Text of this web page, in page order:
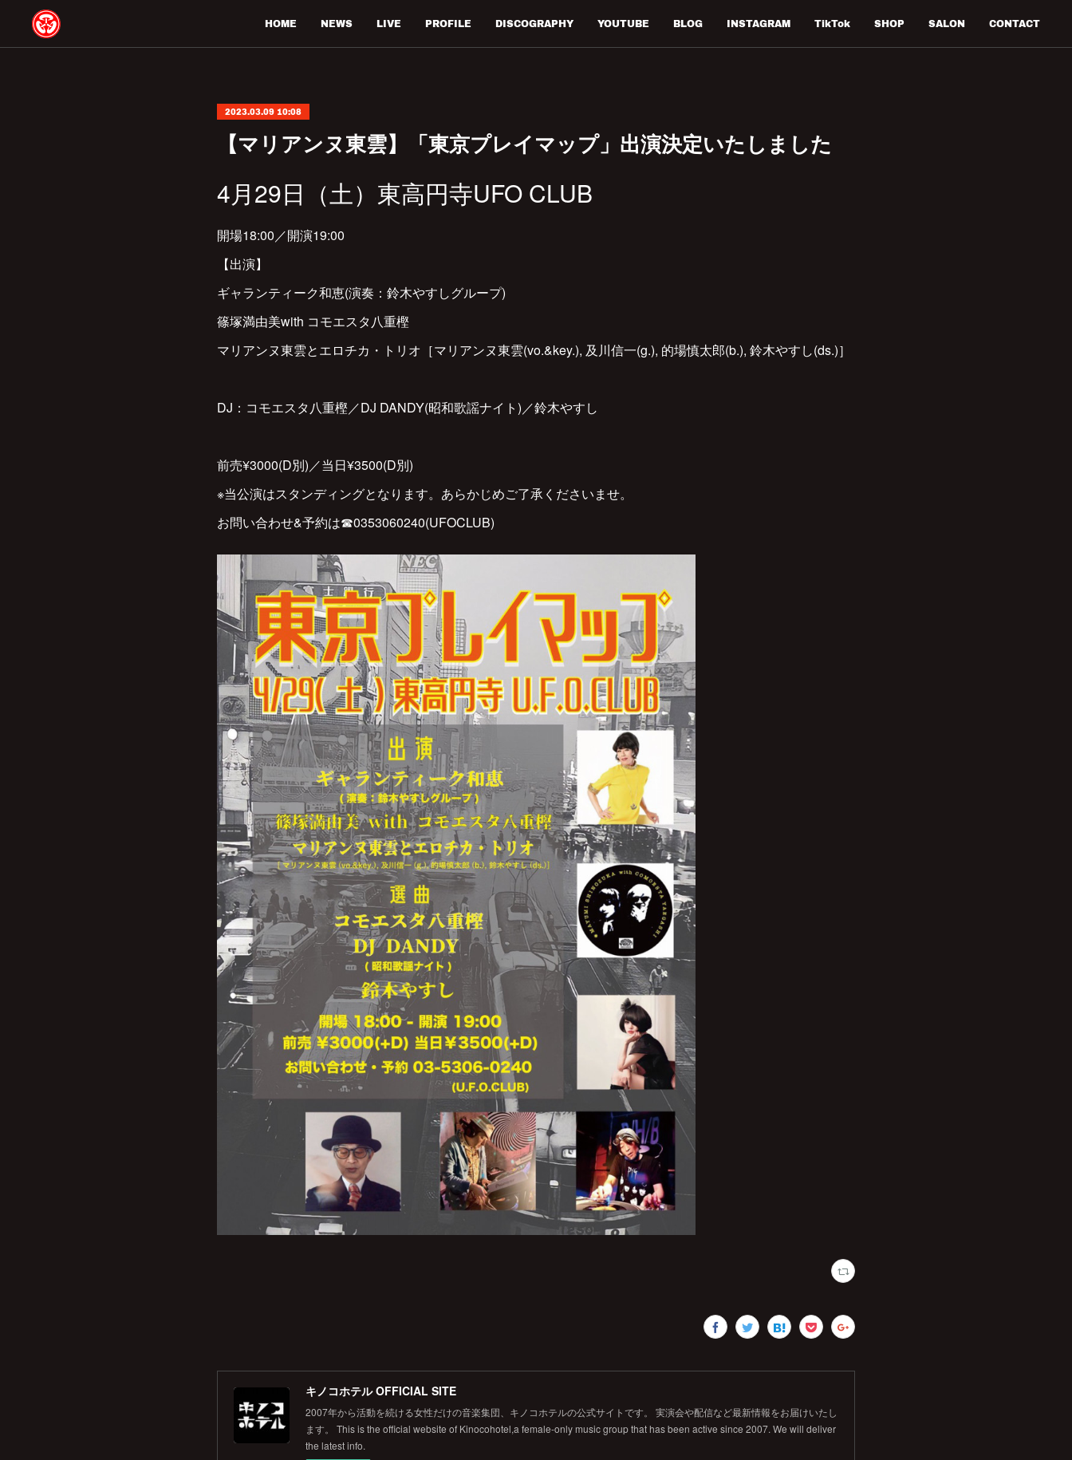
HOME NEWS LIVE PROFILE DISCOGRAPHY YOUTUBE BLOG INSTAGRAM TikTok SHOP SALON CONTACT
2023.03.09 10:08
【マリアンヌ東雲】「東京プレイマップ」出演決定いたしました
4月29日（土）東高円寺UFO CLUB
開場18:00／開演19:00
【出演】
ギャランティーク和恵(演奏：鈴木やすしグループ)
篠塚満由美with コモエスタ八重樫
マリアンヌ東雲とエロチカ・トリオ［マリアンヌ東雲(vo.&key.), 及川信一(g.), 的場慎太郎(b.), 鈴木やすし(ds.)］
DJ：コモエスタ八重樫／DJ DANDY(昭和歌謡ナイト)／鈴木やすし
前売¥3000(D別)／当日¥3500(D別)
※当公演はスタンディングとなります。あらかじめご了承くださいませ。
お問い合わせ&予約は☎︎0353060240(UFOCLUB)
キノコホテル OFFICIAL SITE
2007年から活動を続ける女性だけの音楽集団、キノコホテルの公式サイトです。 実演会や配信など最新情報をお届けいたし
ます。 This is the official website of Kinocohotel,a female-only music group that has been active since 2007. We will deliver
the latest info.